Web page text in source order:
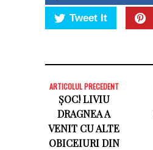
Tweet It
ARTICOLUL PRECEDENT
ȘOC! LIVIU
DRAGNEA A
VENIT CU ALTE
OBICEIURI DIN